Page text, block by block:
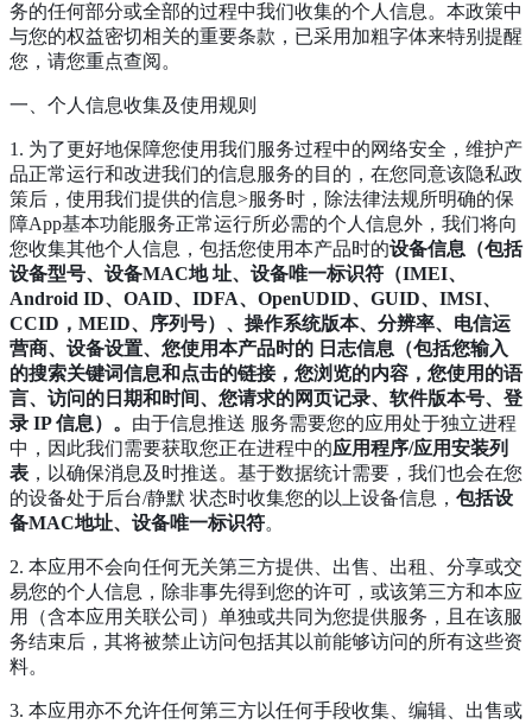
务的任何部分或全部的过程中我们收集的个人信息。本政策中
与您的权益密切相关的重要条款，已采用加粗字体来特别提醒
您，请您重点查阅。
一、个人信息收集及使用规则
1. 为了更好地保障您使用我们服务过程中的网络安全，维护产
品正常运行和改进我们的信息服务的目的，在您同意该隐私政
策后，使用我们提供的信息>服务时，除法律法规所明确的保
障App基本功能服务正常运行所必需的个人信息外，我们将向
您收集其他个人信息，包括您使用本产品时的设备信息（包括
设备型号、设备MAC地 址、设备唯一标识符（IMEI、
Android ID、OAID、IDFA、OpenUDID、GUID、IMSI、
CCID，MEID、序列号）、操作系统版本、分辨率、电信运
营商、设备设置、您使用本产品时的 日志信息（包括您输入
的搜索关键词信息和点击的链接，您浏览的内容，您使用的语
言、访问的日期和时间、您请求的网页记录、软件版本号、登
录 IP 信息）。 由于信息推送 服务需要您的应用处于独立进程
中，因此我们需要获取您正在进程中的应用程序/应用安装列
表 ，以确保消息及时推送。基于数据统计需要，我们也会在您
的设备处于后台/静默 状态时收集您的以上设备信息， 包括设
备MAC地址、设备唯一标识符。
2. 本应用不会向任何无关第三方提供、出售、出租、分享或交
易您的个人信息，除非事先得到您的许可，或该第三方和本应
用（含本应用关联公司）单独或共同为您提供服务，且在该服
务结束后，其将被禁止访问包括其以前能够访问的所有这些资
料。
3. 本应用亦不允许任何第三方以任何手段收集、编辑、出售或